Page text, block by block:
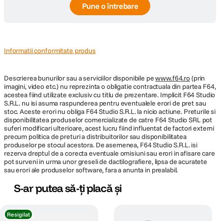
Pune o întrebare
Informatii conformitate produs
Descrierea bunurilor sau a serviciilor disponibile pewww.f64.ro(prin
imagini, video etc.) nu reprezinta o obligatie contractuala din partea F64,
acestea fiind utilizate exclusiv cu titlu de prezentare. Implicit F64 Studio
S.R.L. nu isi asuma raspunderea pentru eventualele erori de pret sau
stoc. Aceste erori nu obliga F64 Studio S.R.L. la nicio actiune. Preturile si
disponibilitatea produselor comercializate de catre F64 Studio SRL pot
suferi modificari ulterioare, acest lucru fiind influentat de factori externi
precum politica de preturi a distribuitorilor sau disponibilitatea
produselor pe stocul acestora. De asemenea, F64 Studio S.R.L. isi
rezerva dreptul de a corecta eventuale omisiuni sau erori in afisare care
pot surveni in urma unor greseli de dactilografiere, lipsa de acuratete
sau erori ale produselor software, fara a anunta in prealabil.
S-ar putea să-ți placă și
Resigilat